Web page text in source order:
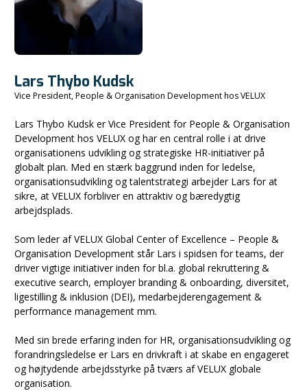
Lars Thybo Kudsk
Vice President, People & Organisation Development hos VELUX
Lars Thybo Kudsk er Vice President for People & Organisation
Development hos VELUX og har en central rolle i at drive
organisationens udvikling og strategiske HR-initiativer på
globalt plan. Med en stærk baggrund inden for ledelse,
organisationsudvikling og talentstrategi arbejder Lars for at
sikre, at VELUX forbliver en attraktiv og bæredygtig
arbejdsplads.
Som leder af VELUX Global Center of Excellence – People &
Organisation Development står Lars i spidsen for teams, der
driver vigtige initiativer inden for bl.a. global rekruttering &
executive search, employer branding & onboarding, diversitet,
ligestilling & inklusion (DEI), medarbejderengagement &
performance management mm.
Med sin brede erfaring inden for HR, organisationsudvikling og
forandringsledelse er Lars en drivkraft i at skabe en engageret
og højtydende arbejdsstyrke på tværs af VELUX globale
organisation.